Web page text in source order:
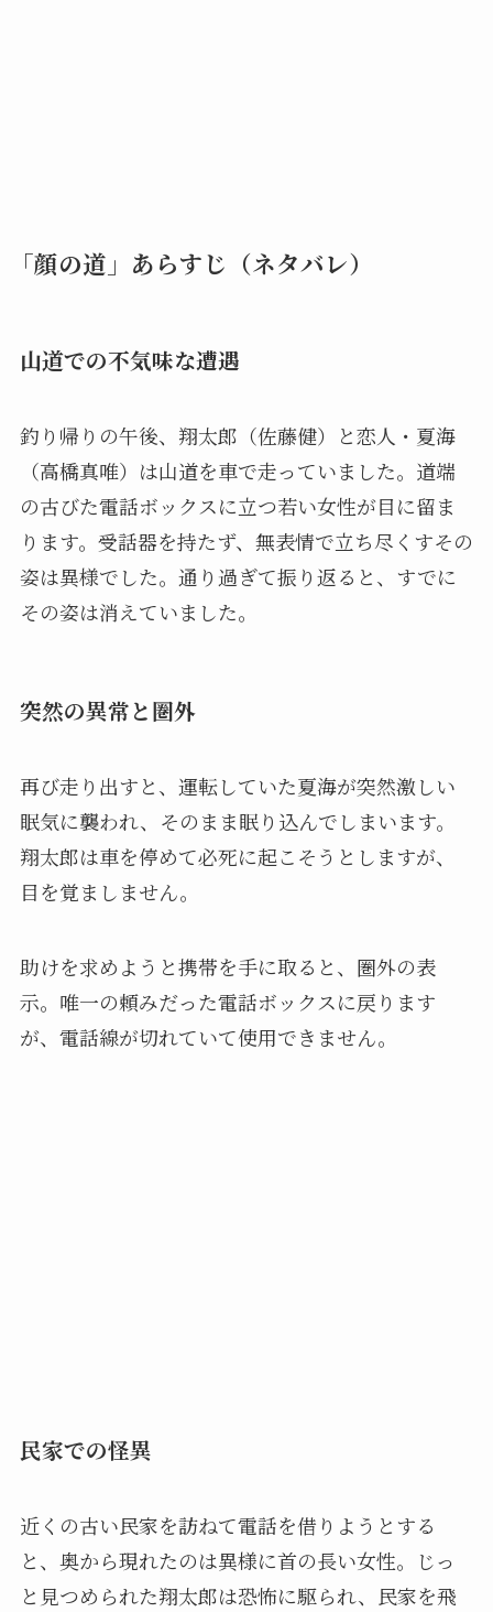
「顔の道」あらすじ（ネタバレ）
山道での不気味な遭遇
釣り帰りの午後、翔太郎（佐藤健）と恋人・夏海
（高橋真唯）は山道を車で走っていました。道端
の古びた電話ボックスに立つ若い女性が目に留ま
ります。受話器を持たず、無表情で立ち尽くすその
姿は異様でした。通り過ぎて振り返ると、すでに
その姿は消えていました。
突然の異常と圏外
再び走り出すと、運転していた夏海が突然激しい
眠気に襲われ、そのまま眠り込んでしまいます。
翔太郎は車を停めて必死に起こそうとしますが、
目を覚ましません。
助けを求めようと携帯を手に取ると、圏外の表
示。唯一の頼みだった電話ボックスに戻ります
が、電話線が切れていて使用できません。
民家での怪異
近くの古い民家を訪ねて電話を借りようとする
と、奥から現れたのは異様に首の長い女性。じっ
と見つめられた翔太郎は恐怖に駆られ、民家を飛